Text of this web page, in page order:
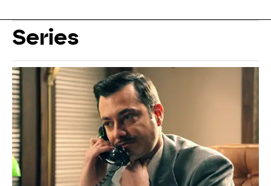
Series